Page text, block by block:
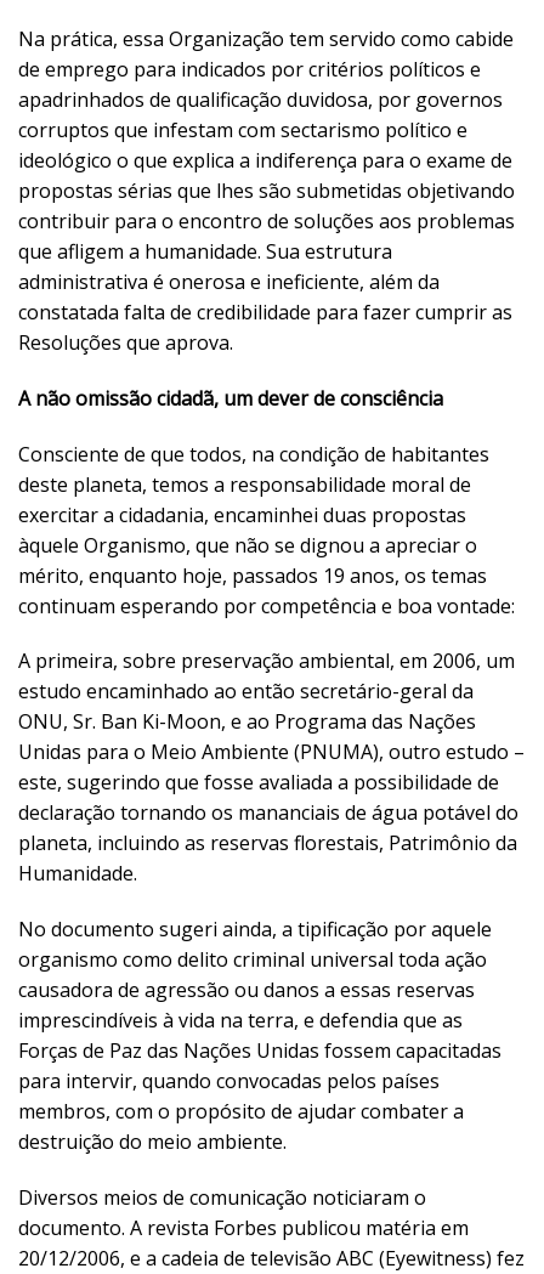
Na prática, essa Organização tem servido como cabide
de emprego para indicados por critérios políticos e
apadrinhados de qualificação duvidosa, por governos
corruptos que infestam com sectarismo político e
ideológico o que explica a indiferença para o exame de
propostas sérias que lhes são submetidas objetivando
contribuir para o encontro de soluções aos problemas
que afligem a humanidade. Sua estrutura
administrativa é onerosa e ineficiente, além da
constatada falta de credibilidade para fazer cumprir as
Resoluções que aprova.
A não omissão cidadã, um dever de consciência
Consciente de que todos, na condição de habitantes
deste planeta, temos a responsabilidade moral de
exercitar a cidadania, encaminhei duas propostas
àquele Organismo, que não se dignou a apreciar o
mérito, enquanto hoje, passados 19 anos, os temas
continuam esperando por competência e boa vontade:
A primeira, sobre preservação ambiental, em 2006, um
estudo encaminhado ao então secretário-geral da
ONU, Sr. Ban Ki-Moon, e ao Programa das Nações
Unidas para o Meio Ambiente (PNUMA), outro estudo –
este, sugerindo que fosse avaliada a possibilidade de
declaração tornando os mananciais de água potável do
planeta, incluindo as reservas florestais, Patrimônio da
Humanidade.
No documento sugeri ainda, a tipificação por aquele
organismo como delito criminal universal toda ação
causadora de agressão ou danos a essas reservas
imprescindíveis à vida na terra, e defendia que as
Forças de Paz das Nações Unidas fossem capacitadas
para intervir, quando convocadas pelos países
membros, com o propósito de ajudar combater a
destruição do meio ambiente.
Diversos meios de comunicação noticiaram o
documento. A revista Forbes publicou matéria em
20/12/2006, e a cadeia de televisão ABC (Eyewitness) fez